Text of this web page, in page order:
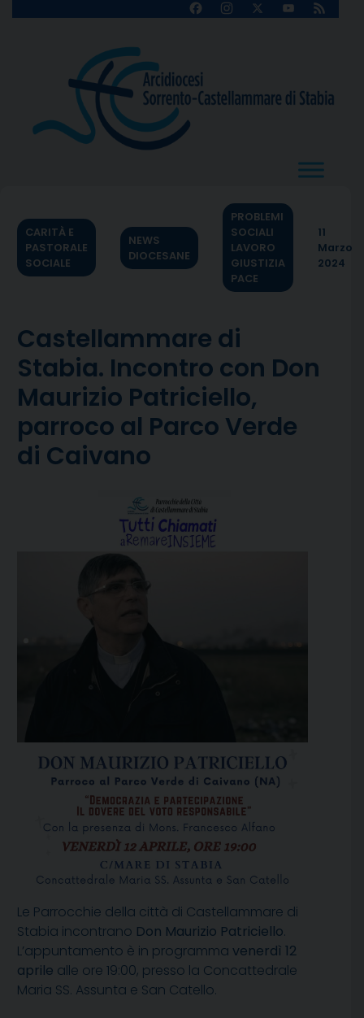
FacebookInstagram
X
YouTube
Feed
CARITÀ E
PASTORALE
SOCIALE
NEWS
DIOCESANE
PROBLEMI
SOCIALI
LAVORO
GIUSTIZIA
PACE
11
Marzo
2024
Castellammare di
Stabia. Incontro con Don
Maurizio Patriciello,
parroco al Parco Verde
di Caivano
Le Parrocchie della città di Castellammare di
Stabia incontrano Don Maurizio Patriciello.
L’appuntamento è in programma venerdì 12
aprile alle ore 19:00, presso la Concattedrale
Maria SS. Assunta e San Catello.